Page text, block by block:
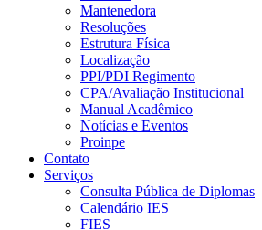
Mantenedora
Resoluções
Estrutura Física
Localização
PPI/PDI Regimento
CPA/Avaliação Institucional
Manual Acadêmico
Notícias e Eventos
Proinpe
Contato
Serviços
Consulta Pública de Diplomas
Calendário IES
FIES